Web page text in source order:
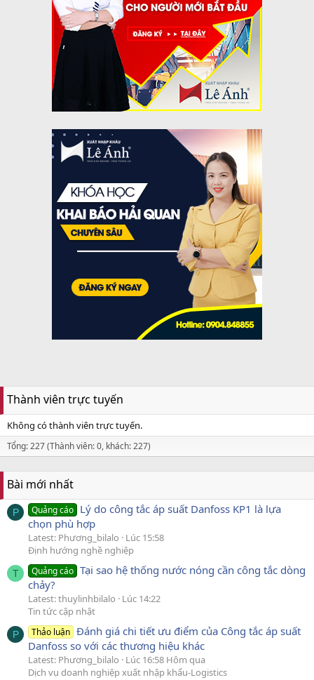
Thành viên trực tuyến
Không có thành viên trực tuyến.
Tổng: 227 (Thành viên: 0, khách: 227)
Bài mới nhất
P Quảng cáo Lý do công tắc áp suất Danfoss KP1 là lựa
chọn phù hợp
Latest: Phương_bilalo
Lúc 15:58
Định hướng nghề nghiệp
T Quảng cáo Tại sao hệ thống nước nóng cần công tắc dòng
chảy?
Latest: thuylinhbilalo
Lúc 14:22
Tin tức cập nhật
P Thảo luận Đánh giá chi tiết ưu điểm của Công tắc áp suất
Danfoss so với các thương hiệu khác
Latest: Phương_bilalo
Lúc 16:58 Hôm qua
Dịch vụ doanh nghiệp xuất nhập khẩu-Logistics